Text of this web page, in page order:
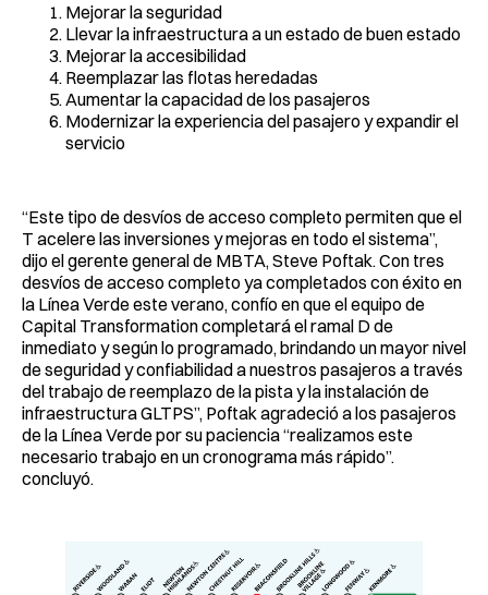
Mejorar la seguridad
Llevar la infraestructura a un estado de buen estado
Mejorar la accesibilidad
Reemplazar las flotas heredadas
Aumentar la capacidad de los pasajeros
Modernizar la experiencia del pasajero y expandir el
servicio
“Este tipo de desvíos de acceso completo permiten que el
T acelere las inversiones y mejoras en todo el sistema”,
dijo el gerente general de MBTA, Steve Poftak. Con tres
desvíos de acceso completo ya completados con éxito en
la Línea Verde este verano, confío en que el equipo de
Capital Transformation completará el ramal D de
inmediato y según lo programado, brindando un mayor nivel
de seguridad y confiabilidad a nuestros pasajeros a través
del trabajo de reemplazo de la pista y la instalación de
infraestructura GLTPS”, Poftak agradeció a los pasajeros
de la Línea Verde por su paciencia “realizamos este
necesario trabajo en un cronograma más rápido”.
concluyó.